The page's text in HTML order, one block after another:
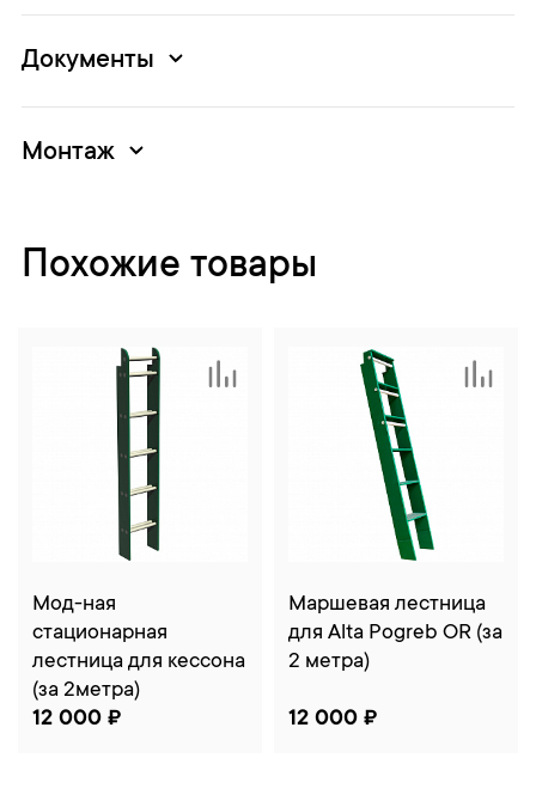
Документы
Монтаж
Похожие товары
Мод-ная
стационарная
лестница для кессона
(за 2метра)
12 000 ₽
Маршевая лестница
для Alta Pogreb OR (за
2 метра)
12 000 ₽